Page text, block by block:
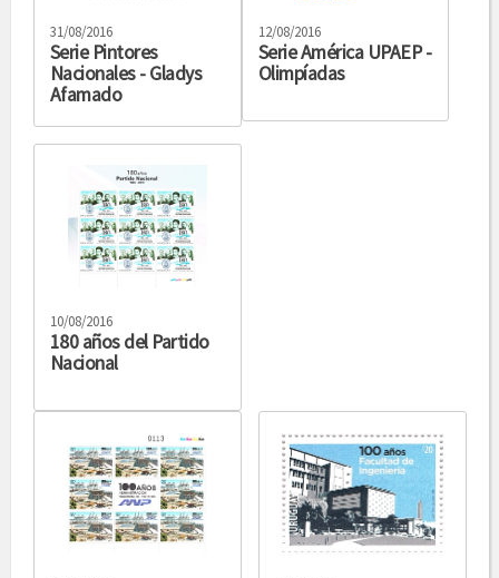
31/08/2016
Serie Pintores
Nacionales - Gladys
Afamado
12/08/2016
Serie América UPAEP -
Olimpíadas
10/08/2016
180 años del Partido
Nacional